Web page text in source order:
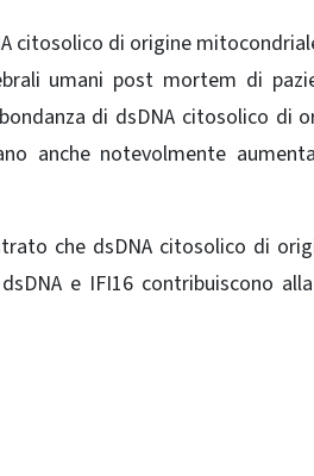
citosolico di origine
umani post mortem di
di dsDNA citosolico di
anche notevolmente
che dsDNA citosolico di
e IFI16 contribuiscono